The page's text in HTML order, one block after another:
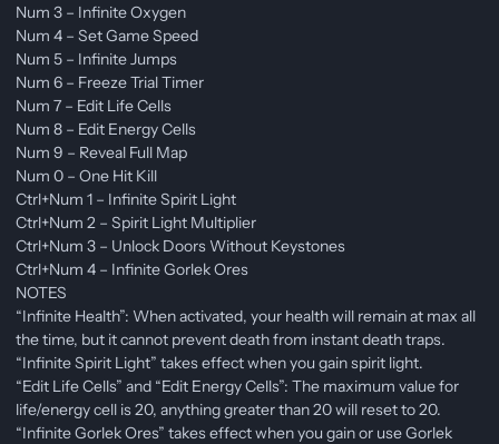
Num 3 – Infinite Oxygen
Num 4 – Set Game Speed
Num 5 – Infinite Jumps
Num 6 – Freeze Trial Timer
Num 7 – Edit Life Cells
Num 8 – Edit Energy Cells
Num 9 – Reveal Full Map
Num 0 – One Hit Kill
Ctrl+Num 1 – Infinite Spirit Light
Ctrl+Num 2 – Spirit Light Multiplier
Ctrl+Num 3 – Unlock Doors Without Keystones
Ctrl+Num 4 – Infinite Gorlek Ores
NOTES
“Infinite Health”: When activated, your health will remain at max all
the time, but it cannot prevent death from instant death traps.
“Infinite Spirit Light” takes effect when you gain spirit light.
“Edit Life Cells” and “Edit Energy Cells”: The maximum value for
life/energy cell is 20, anything greater than 20 will reset to 20.
“Infinite Gorlek Ores” takes effect when you gain or use Gorlek